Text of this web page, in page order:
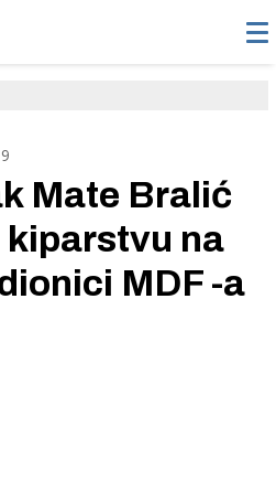
Mate Bralić
kiparstvu na
MDF -a